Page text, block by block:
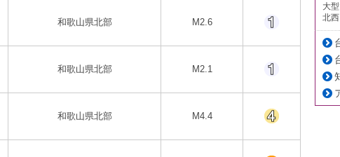
和歌山県北部 M2.6
和歌山県北部 M2.1
和歌山県北部 M4.4
大
北